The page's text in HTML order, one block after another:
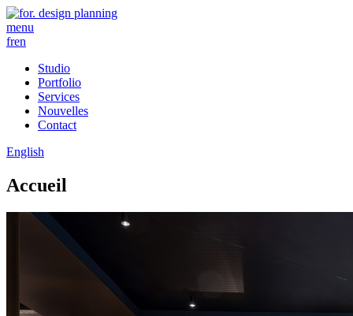
menu
fren
Studio
Portfolio
Services
Nouvelles
Contact
English
Accueil